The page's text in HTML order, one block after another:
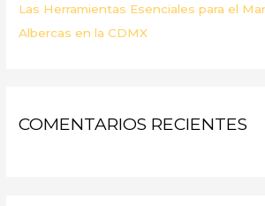
Las Herramientas Esenciales para el
Albercas en la CDMX
COMENTARIOS RECIENTES